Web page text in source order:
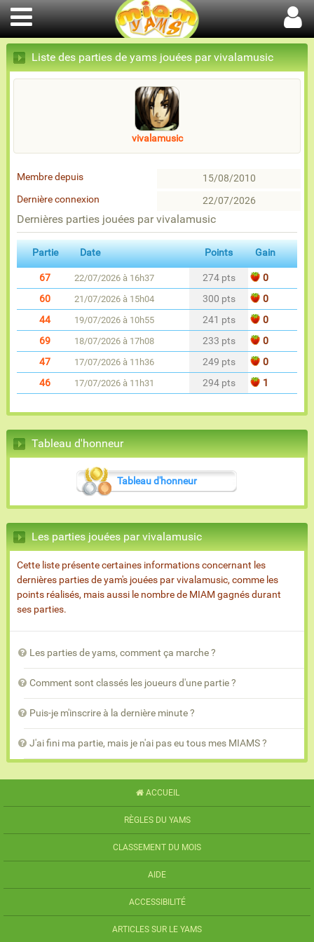
Liste des parties de yams jouées par vivalamusic
vivalamusic
Membre depuis
15/08/2010
Dernière connexion
22/07/2026
Dernières parties jouées par vivalamusic
Partie Date Points Gain
67 22/07/2026 à 16h37 274 pts
0
60
21/07/2026 à 15h04 300 pts
0
44
19/07/2026 à 10h55 241 pts
0
69
18/07/2026 à 17h08 233 pts
0
47
17/07/2026 à 11h36 249 pts
0
46
17/07/2026 à 11h31 294 pts 1
Tableau d'honneur
Tableau d'honneur
Les parties jouées par vivalamusic
Cette liste présente certaines informations concernant les
dernières parties de yam's jouées par vivalamusic, comme les
points réalisés, mais aussi le nombre de MIAM gagnés durant
ses parties.
Les parties de yams, comment ça marche ?
Comment sont classés les joueurs d'une partie ?
Puis-je m'inscrire à la dernière minute ?
J'ai fini ma partie, mais je n'ai pas eu tous mes MIAMS ?
ACCUEIL
RÈGLES DU YAMS
CLASSEMENT DU MOIS
AIDE
ACCESSIBILITÉ
ARTICLES SUR LE YAMS